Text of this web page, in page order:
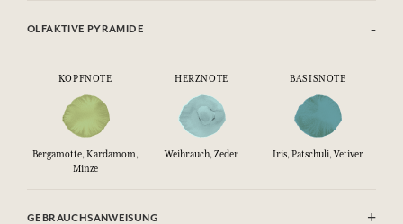
OLFAKTIVE PYRAMIDE
KOPFNOTE HERZNOTE BASISNOTE
Bergamotte, Kardamom,
Minze
Weihrauch, Zeder Iris, Patschuli, Vetiver
GEBRAUCHSANWEISUNG